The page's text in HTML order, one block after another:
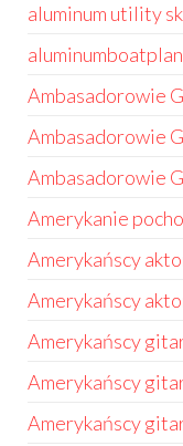
aluminum utility
Ambasadorowie
Ambasadorowie
Ambasadorowie
Amerykanie
Amerykańscy
Amerykańscy
Amerykańscy
Amerykańscy
Amerykańscy